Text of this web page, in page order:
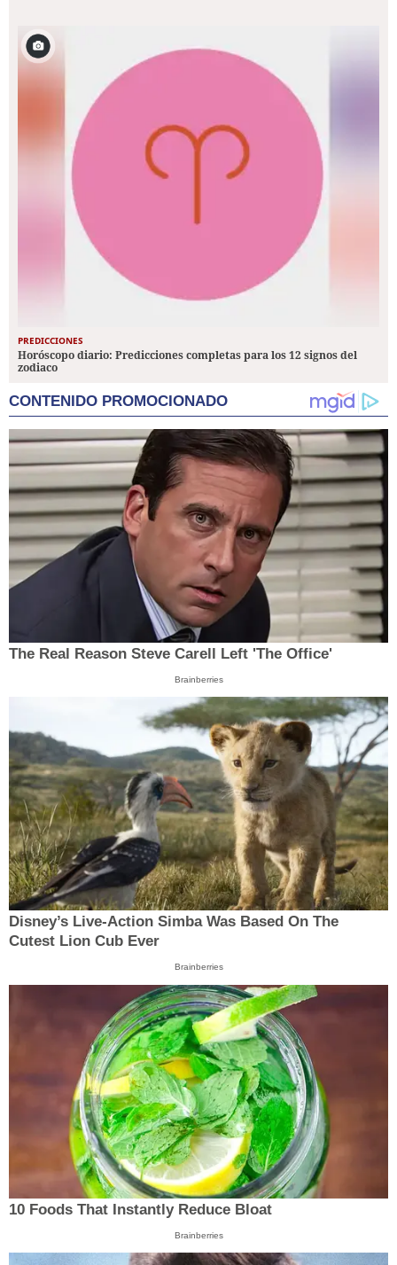
PREDICCIONES
Horóscopo diario: Predicciones completas para los 12 signos del
zodiaco
CONTENIDO PROMOCIONADO
The Real Reason Steve Carell Left 'The Office'
Brainberries
Disney’s Live-Action Simba Was Based On The
Cutest Lion Cub Ever
Brainberries
10 Foods That Instantly Reduce Bloat
Brainberries